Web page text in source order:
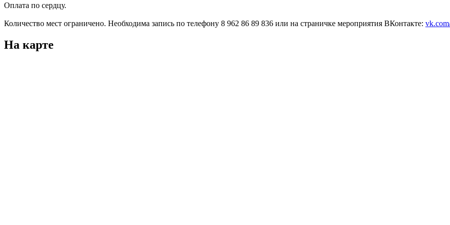
Оплата по сердцу.
Количество мест ограничено. Необходима запись по телефону 8 962 86 89 836 или на страничке мероприятия ВКонтакте:
На карте